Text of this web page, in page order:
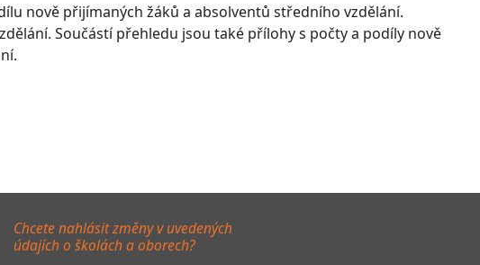
nově přijímaných žáků a absolventů středního vzdělání.
Součástí přehledu jsou také přílohy s počty a podíly nově
Chcete nahlásit změny v uvedených
údajích o školách a oborech?